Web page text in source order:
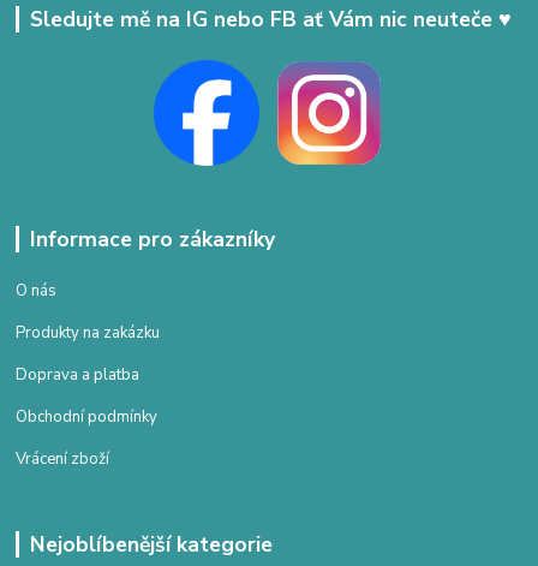
Sledujte mě na IG nebo FB ať Vám nic neuteče ♥
Informace pro zákazníky
O nás
Produkty na zakázku
Doprava a platba
Obchodní podmínky
Vrácení zboží
Nejoblíbenější kategorie